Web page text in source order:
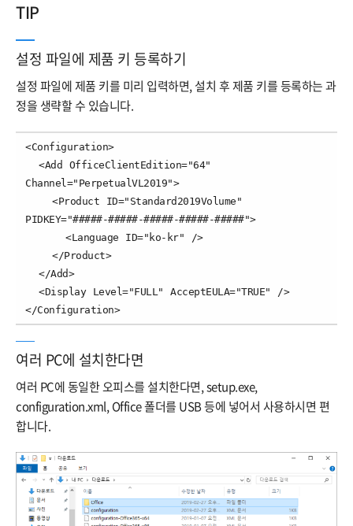
TIP
설정 파일에 제품 키 등록하기
설정 파일에 제품 키를 미리 입력하면, 설치 후 제품 키를 등록하는 과
정을 생략할 수 있습니다.
<Configuration>
Channel="PerpetualVL2019">
PIDKEY="#####-#####-#####-#####-#####">
</Configuration>
여러 PC에 설치한다면
여러 PC에 동일한 오피스를 설치한다면, setup.exe,
configuration.xml, Office 폴더를 USB 등에 넣어서 사용하시면 편
합니다.